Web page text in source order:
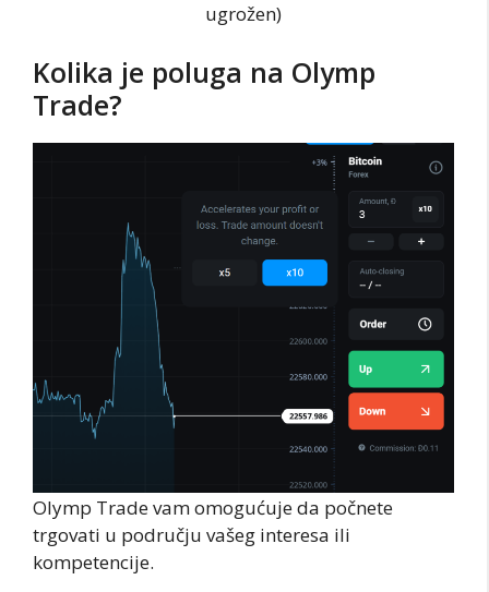
ugrožen)
Kolika je poluga na Olymp
Trade?
Olymp Trade vam omogućuje da počnete
trgovati u području vašeg interesa ili
kompetencije.